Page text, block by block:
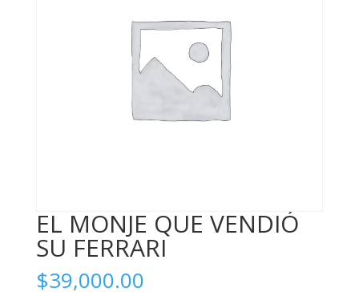
EL MONJE QUE VENDIÓ
SU FERRARI
$39,000.00